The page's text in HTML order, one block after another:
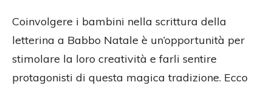
Coinvolgere i bambini nella scrittura della
letterina a Babbo Natale è un’opportunità per
stimolare la loro creatività e farli sentire
protagonisti di questa magica tradizione. Ecco